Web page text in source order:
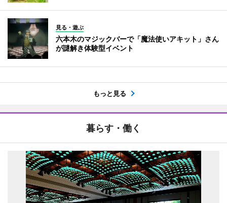
見る・遊ぶ
六本木のマジックバーで「魔法使いアキット」さん
が謎解き体験型イベント
もっと見る
暮らす・働く